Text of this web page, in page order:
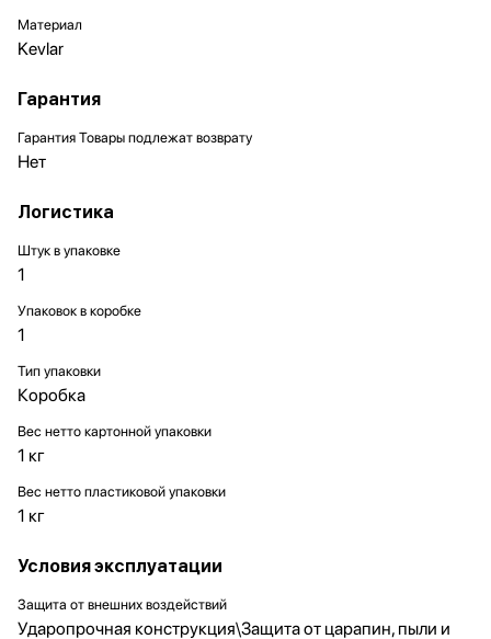
Материал
Kevlar
Гарантия
Гарантия Товары подлежат возврату
Нет
Логистика
Штук в упаковке
1
Упаковок в коробке
1
Тип упаковки
Коробка
Вес нетто картонной упаковки
1 кг
Вес нетто пластиковой упаковки
1 кг
Условия эксплуатации
Защита от внешних воздействий
Ударопрочная конструкция\Защита от царапин, пыли и